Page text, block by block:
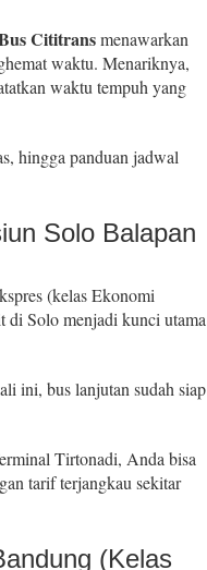
Cititransmenawarkan
waktu. Menariknya,
waktu tempuh yang
hingga panduan jadwal
Solo Balapan
(kelas Ekonomi
di Solo menjadi kunci utama
ini, bus lanjutan sudah siap
Tirtonadi, Anda bisa
tarif terjangkau sekitar
(Kelas